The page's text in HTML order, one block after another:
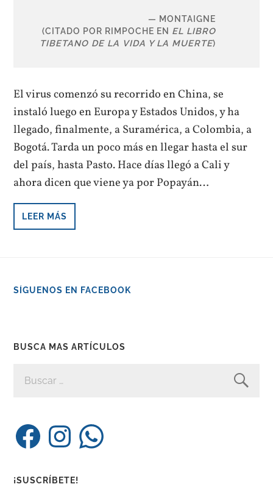
MONTAIGNE
(CITADO POR RIMPOCHE EN EL LIBRO
TIBETANO DE LA VIDA Y LA MUERTE)
El virus comenzó su recorrido en China, se
instaló luego en Europa y Estados Unidos, y ha
llegado, finalmente, a Suramérica, a Colombia, a
Bogotá. Tarda un poco más en llegar hasta el sur
del país, hasta Pasto. Hace días llegó a Cali y
ahora dicen que viene ya por Popayán…
LEER MÁS
SÍGUENOS EN FACEBOOK
BUSCA MAS ARTÍCULOS
FacebookInstagramWhatsApp
¡SUSCRÍBETE!